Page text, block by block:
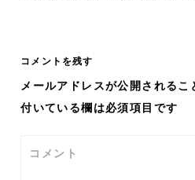
ビ
ゲ
ー
コメントを残す
メールアドレスが公開されるこ
付いている欄は必須項目です
コメント